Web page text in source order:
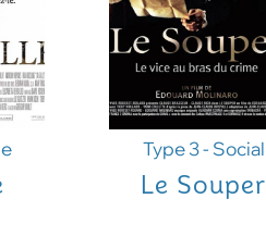
Type 3 - Social
Le Souper